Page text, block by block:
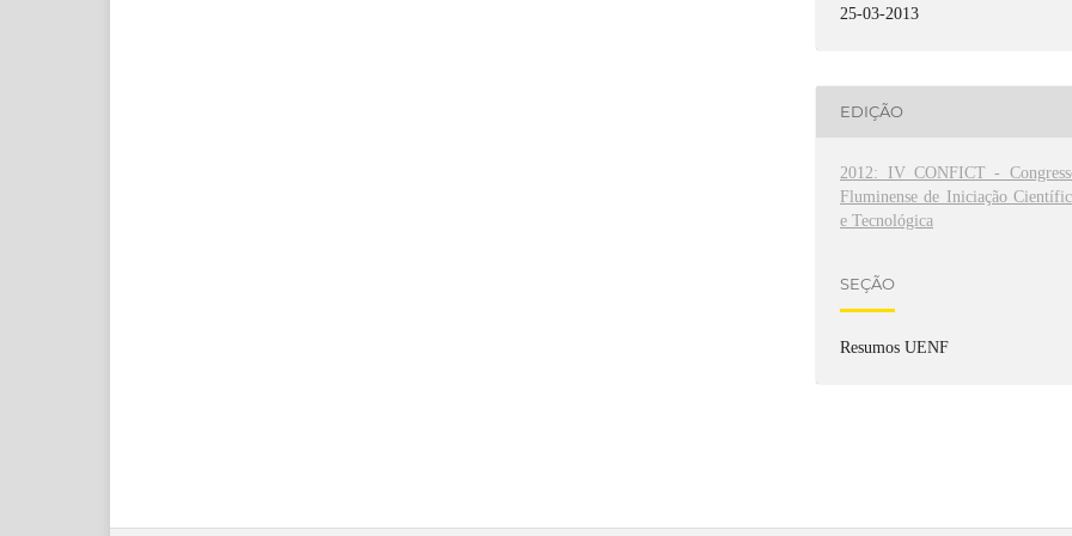
25-03-2013
EDIÇÃO
2012: IV CONFICT -
Fluminense de Iniciação
e Tecnológica
SEÇÃO
Resumos UENF